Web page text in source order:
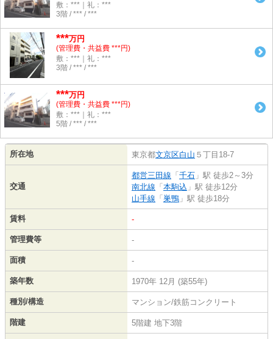
敷：***｜礼：***
3階 / *** / ***
***万円
(管理費・共益費 ***円)
敷：***｜礼：***
3階 / *** / ***
***万円
(管理費・共益費 ***円)
敷：***｜礼：***
5階 / *** / ***
所在地 東京都文京区白山 ５丁目18-7
交通
都営三田線 「 千石 」駅 徒歩2～3分
南北線 「 本駒込 」駅 徒歩12分
山手線 「 巣鴨 」駅 徒歩18分
賃料 -
管理費等 -
面積 -
築年数 1970年 12月 (築55年)
種別/構造 マンション/鉄筋コンクリート
階建 5階建 地下3階